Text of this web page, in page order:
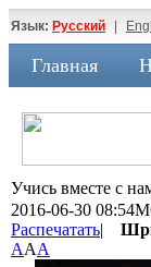
Язык: Русский
Главная
Учись вместе с
2016-06-30
Распечатать|
AAA